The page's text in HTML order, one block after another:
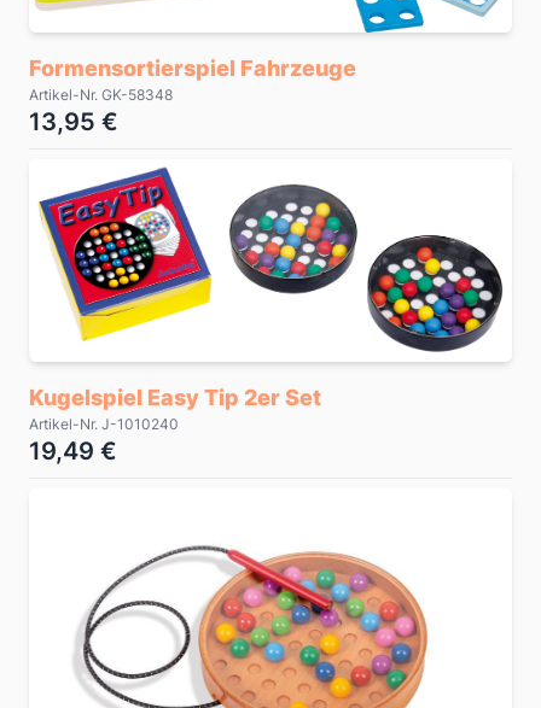
Formensortierspiel Fahrzeuge
Artikel-Nr. GK-58348
13,95 €
Kugelspiel Easy Tip 2er Set
Artikel-Nr. J-1010240
19,49 €